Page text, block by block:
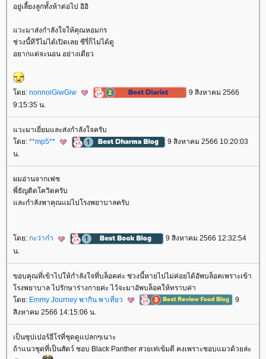
อยู่เลี้ยงลูกทั้งห้าต่อไป อิอิ
วะมาส่งกำลังใจให้คุณหอมกร
ช่วงนี้ทีวีไม่ได้เปิดเลย ซีรี่ก็ไม่ได้ดู
อยากแต่จะนอน อย่างเดียว
ดย: nonnoiGiwGiw
9 สิงหาคม 2566
9:15:35 น.
วะมาเยี่ยมและส่งกำลังใจครับ
ดย: **mp5**
9 สิงหาคม 2566 10:20:03
น.
ผมอ่านจากเฟซ
พี่ธัญติดโควิดครับ
ละกำลังพาคุณแม่ไปโรงพยาบาลครับ
ดย: กะว่าก๋า
9 สิงหาคม 2566 12:32:54
น.
ขอบคุณที่เข้าไปให้กำลังใจที่บล็อคค่ะ ช่วงนี้หายไปไม่ค่อยได้อัพบล็อคเพราะเข้า
รงพยาบาล ไปรักษาร่างกายค่ะ ไว้จะมาอัพบล็อคให้ทราบค่า
ดย: Emmy Journey พากิน พาเที่ยว
9
สิงหาคม 2566 14:15:06 น.
เป็นซุปเปอร์ฮีโร่ที่ชุดดูแปลกๆเนาะ
ถ้าแนวชุดที่เป็นสัตว์ ชอบ Black Panther สวยเท่เข้มดี คงเพราะชอบแมวด้วยล่ะ